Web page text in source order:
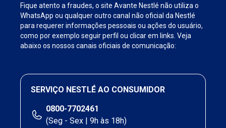
Fique atento a fraudes, o site Avante Nestlé não utiliza o
WhatsApp ou qualquer outro canal não oficial da Nestlé
para requerer informações pessoais ou ações do usuário,
como por exemplo seguir perfil ou clicar em links. Veja
abaixo os nossos canais oficiais de comunicação:
SERVIÇO NESTLÉ AO CONSUMIDOR
0800-7702461
(Seg - Sex | 9h às 18h)